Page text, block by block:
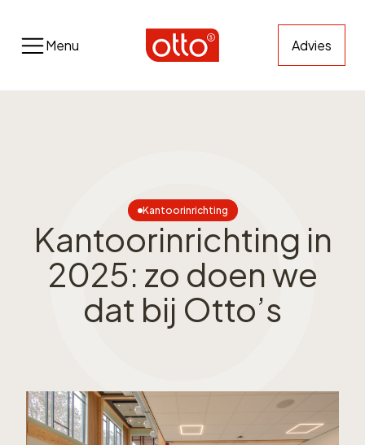
Menu Advies
Kantoorinrichting
Kantoorinrichting in
2025: zo doen we
dat bij Otto’s